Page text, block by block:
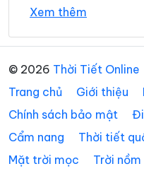
Xã Đại Lộc
Xã Đồng Dương
Xã Đức Phú
Xem thêm
© 2026 Thời Tiết Online
Trang chủ
Giới thiệu
Chính sách bảo mật
Cẩm nang
Thời tiết
Mặt trời mọc
Trời nồm